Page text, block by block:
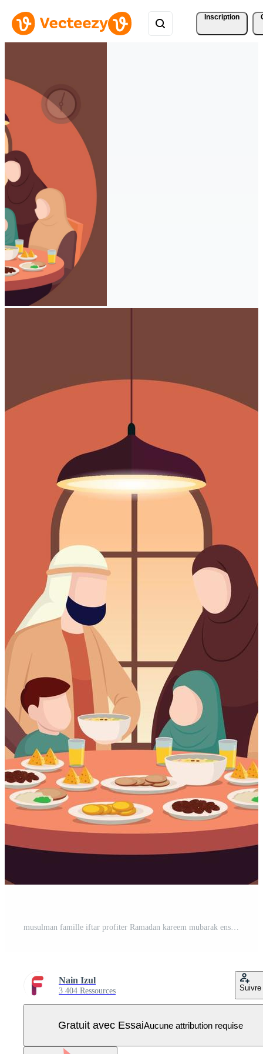
Inscription
musulman famille iftar profiter Ramadan kareem mubarak ensemble dans bonheur pendant jeûne avec repas Vecteur Pro
Nain Izul
3 404 Ressources Suivre
Gratuit avec EssaiAucune attribution requise